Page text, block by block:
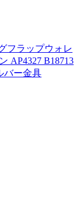
フラップウォレ
AP4327 B18713
バー金具